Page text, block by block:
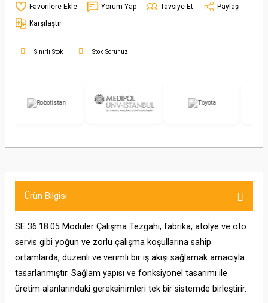
Yorum Yap Tavsiye Et
Paylaş
Karşılaştır
Sınırlı Stok Stok Sorunuz
Ürün Bilgisi
SE 36.18.05 Modüler Çalışma Tezgahı, fabrika, atölye ve oto
servis gibi yoğun ve zorlu çalışma koşullarına sahip
ortamlarda, düzenli ve verimli bir iş akışı sağlamak amacıyla
tasarlanmıştır. Sağlam yapısı ve fonksiyonel tasarımı ile
üretim alanlarındaki gereksinimleri tek bir sistemde birleştirir.